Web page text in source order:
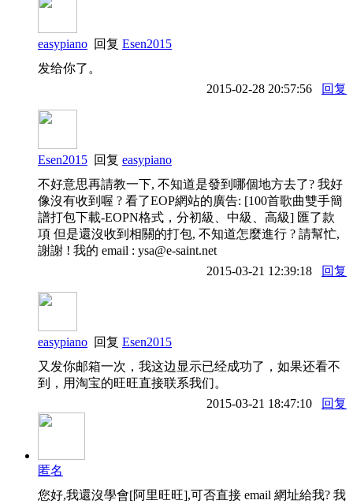
easypiano 回复 Esen2015
发给你了。
2015-02-28 20:57:56
回复
Esen2015 回复 easypiano
不好意思再請教一下, 不知道是發到哪個地方去了? 我好
像沒有收到喔 ? 看了EOP網站的廣告: [100首歌曲雙手簡
譜打包下載-EOPN格式，分初級、中級、高級] 匯了款
項 但是還沒收到相關的打包, 不知道怎麼進行 ? 請幫忙,
謝謝 ! 我的 email : ysa@e-saint.net
2015-03-21 12:39:18
回复
easypiano 回复 Esen2015
又发你邮箱一次，我这边显示已经成功了，如果还看不
到，用淘宝的旺旺直接联系我们。
2015-03-21 18:47:10
回复
匿名
您好,我還沒學會[阿里旺旺],可否直接 email 網址給我? 我